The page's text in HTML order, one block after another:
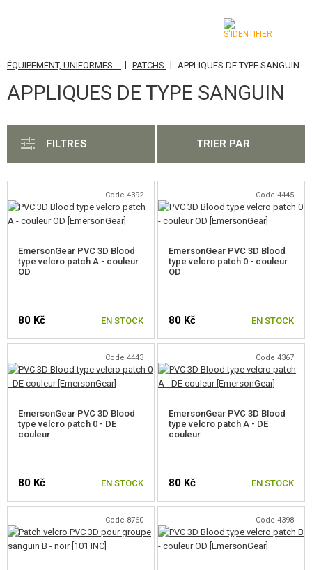
CATÉGORIES
AIRSOFT GUNS
LANCE-GRENADES, GRENADES
BATTERIES, CHARGEURS
CHARGEURS, BB LOADER
ÉQUIPEMENT, UNIFORMES...
CASQUES, CHAPELLERIE
ÉQUIPEMENT POUR ENFANTS
CEINTURES
ÉQUIPEMENT, UNIFORMES... | PATCHS | APPLIQUES DE TYPE SANGUIN
APPLIQUES DE TYPE SANGUIN
FILTRES TRIER PAR
Code 4392
EmersonGear PVC 3D Blood
type velcro patch A - couleur
OD
80 Kč EN STOCK
Code 4445
EmersonGear PVC 3D Blood
type velcro patch 0 - couleur
OD
80 Kč EN STOCK
Code 4443
EmersonGear PVC 3D Blood
type velcro patch 0 - DE
couleur
80 Kč EN STOCK
Code 4367
EmersonGear PVC 3D Blood
type velcro patch A - DE
couleur
80 Kč EN STOCK
Code 8760 Code 4398